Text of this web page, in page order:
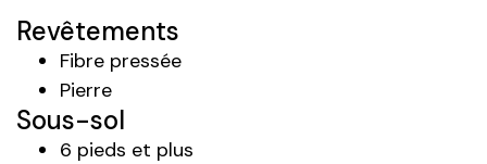
Revêtements
Fibre pressée
Pierre
Sous-sol
6 pieds et plus